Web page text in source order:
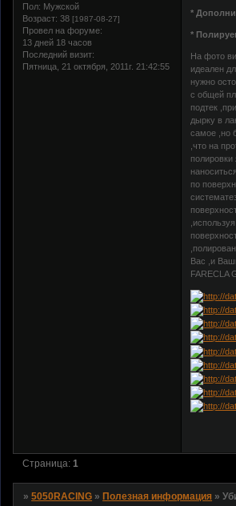
Пол: Мужской
Возраст: 38 [1987-08-27]
Провел на форуме:
13 дней 18 часов
Последний визит:
Пятница, 21 октября, 2011г. 21:42:55
*
*
На фото
идеален
нужно
с общей
подтек
дырку в
самое ,но
,что на
по
Вас ,и
FARECLA
Страница: 1
»5050RACING » Полезная информация »